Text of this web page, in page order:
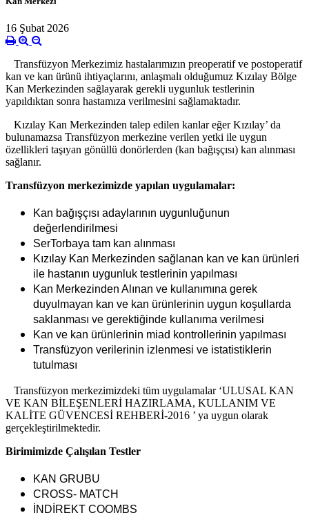
16 Şubat 2026
Transfüzyon Merkezimiz hastalarımızın preoperatif ve postoperatif
kan ve kan ürünü ihtiyaçlarını, anlaşmalı olduğumuz Kızılay Bölge
Kan Merkezinden sağlayarak gerekli uygunluk testlerinin
yapıldıktan sonra hastamıza verilmesini sağlamaktadır.
Kızılay Kan Merkezinden talep edilen kanlar eğer Kızılay’ da
bulunamazsa Transfüzyon merkezine verilen yetki ile uygun
özellikleri taşıyan gönüllü donörlerden (kan bağışçısı) kan alınması
sağlanır.
Transfüzyon merkezimizde yapılan uygulamalar:
Kan bağışçısı adaylarının uygunluğunun
değerlendirilmesi
SerTorbaya tam kan alınması
Kızılay Kan Merkezinden sağlanan kan ve kan ürünleri
ile hastanın uygunluk testlerinin yapılması
Kan Merkezinden Alınan ve kullanımına gerek
duyulmayan kan ve kan ürünlerinin uygun koşullarda
saklanması ve gerektiğinde kullanıma verilmesi
Kan ve kan ürünlerinin miad kontrollerinin yapılması
Transfüzyon verilerinin izlenmesi ve istatistiklerin
tutulması
Transfüzyon merkezimizdeki tüm uygulamalar ‘ULUSAL KAN
VE KAN BİLEŞENLERİ HAZIRLAMA, KULLANIM VE
KALİTE GÜVENCESİ REHBERİ-2016 ’ ya uygun olarak
gerçekleştirilmektedir.
Birimimizde Çalışılan Testler
KAN GRUBU
CROSS- MATCH
İNDİREKT COOMBS